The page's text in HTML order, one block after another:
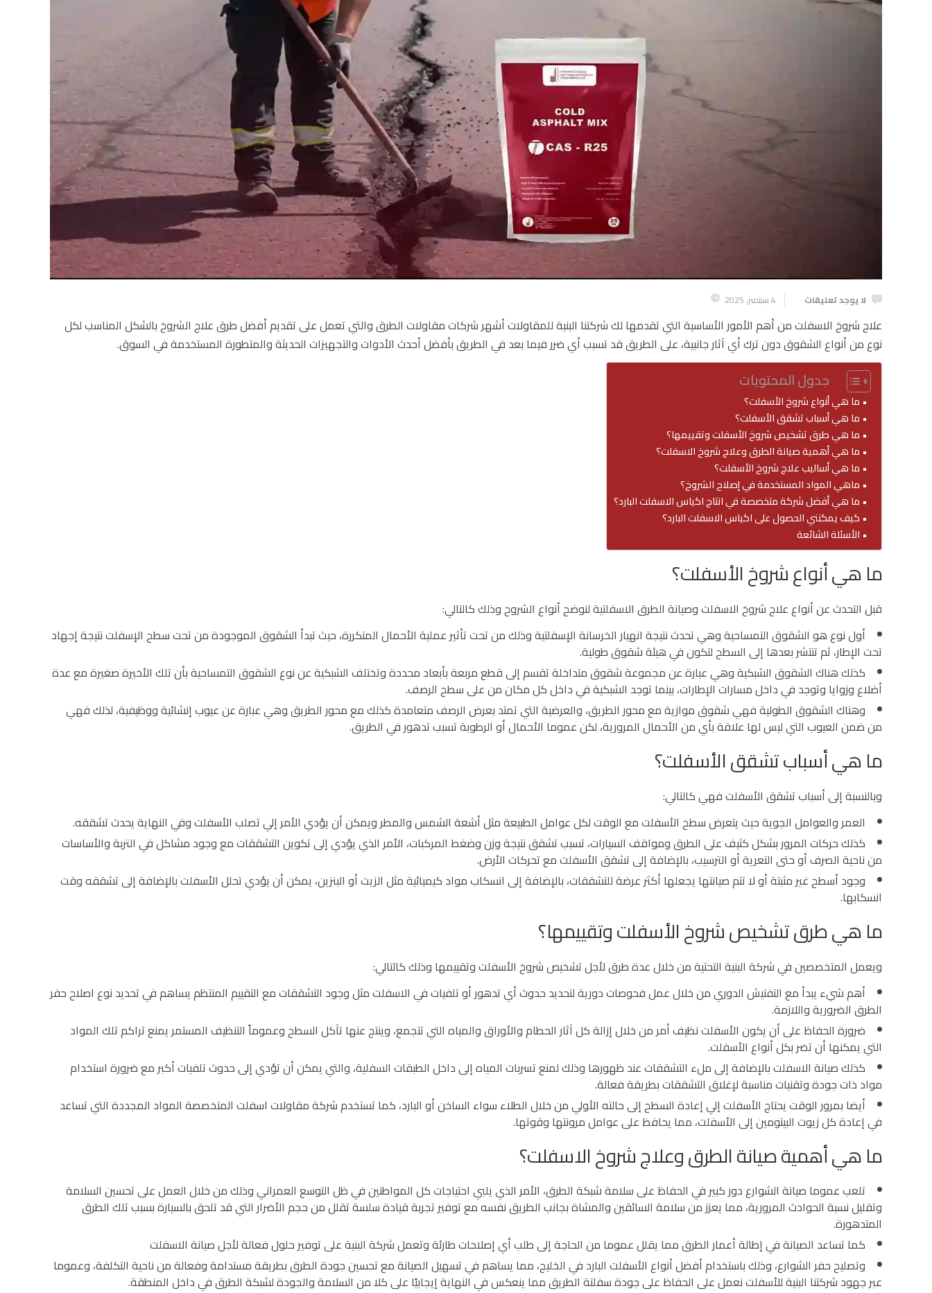
4 سبتمبر، 2025 لا يوجد تعليقات
علاج شروخ الاسفلت من أهم الأمور الأساسية التي تقدمها لك شركتنا البنية للمقاولات أشهر شركات مقاولات الطرق والتي تعمل على تقديم أفضل طرق علاج الشروخ بالشكل المناسب لكل
نوع من أنواع الشقوق دون ترك أي آثار جانبية، على الطريق قد تسبب أي ضرر فيما بعد في الطريق بأفضل أحدث الأدوات والتجهيزات الحديثة والمتطورة المستخدمة في السوق.
جدول المحتويات
ما هي أنواع شروخ الأسفلت؟
ما هي أسباب تشقق الأسفلت؟
ما هي طرق تشخيص شروخ الأسفلت وتقييمها؟
ما هي أهمية صيانة الطرق وعلاج شروخ الاسفلت؟
ما هي أساليب علاج شروخ الأسفلت؟
ماهي المواد المستخدمة في إصلاح الشروخ؟
ما هي أفضل شركة متخصصة في انتاج اكياس الاسفلت البارد؟
كيف يمكنني الحصول على اكياس الاسفلت البارد؟
الأسئلة الشائعة
ما هي أنواع شروخ الأسفلت؟
قبل التحدث عن أنواع علاج شروخ الاسفلت وصيانة الطرق الاسفلتية لنوضح أنواع الشروح وذلك كالتالي:
أول نوع هو الشقوق التمساحية وهي تحدث نتيجة انهيار الخرسانة الإسفلتية وذلك من تحت تأثير عملية الأحمال المتكررة، حيث تبدأ الشقوق الموجودة من تحت سطح الإسفلت نتيجة إجهاد
تحت الإطار، ثم تنتشر بعدها إلى السطح لتكون في هيئة شقوق طولية.
كذلك هناك الشقوق الشبكية وهي عبارة عن مجموعة شقوق متداخلة تقسم إلى قطع مربعة بأبعاد محددة وتختلف الشبكية عن نوع الشقوق التمساحية بأن تلك الأخيرة صغيرة مع عدة
أضلاع وزوايا وتوجد في داخل مسارات الإطارات، بينما توجد الشبكية في داخل كل مكان من على سطح الرصف.
وهناك الشقوق الطولية فهي شقوق موازية مع محور الطريق، والعرضية التي تمتد بعرض الرصف متعامدة كذلك مع محور الطريق وهي عبارة عن عيوب إنشائية ووظيفية، لذلك فهي
من ضمن العيوب التي ليس لها علاقة بأي من الأحمال المرورية، لكن عموما الأحمال أو الرطوبة تسبب تدهور في الطريق.
ما هي أسباب تشقق الأسفلت؟
وبالنسبة إلى أسباب تشقق الأسفلت فهي كالتالي:
العمر والعوامل الجوية حيث يتعرض سطح الأسفلت مع الوقت لكل عوامل الطبيعة مثل أشعة الشمس والمطر ويمكن أن يؤدي الأمر إلي تصلب الأسفلت وفي النهاية يحدث تشققه.
كذلك حركات المرور بشكل كثيف على الطرق ومواقف السيارات، تسبب تشقق نتيجة وزن وضغط المركبات، الأمر الذي يؤدي إلى تكوين التشققات مع وجود مشاكل في التربة والأساسات
من ناحية الصرف أو حتى التعرية أو الترسيب، بالإضافة إلى تشقق الأسفلت مع تحركات الأرض.
وجود أسطح غير مثبتة أو لا تتم صيانتها يجعلها أكثر عرضة للتشققات، بالإضافة إلى انسكاب مواد كيميائية مثل الزيت أو البنزين، يمكن أن يؤدي تحلل الأسفلت بالإضافة إلى تشققه وقت
انسكابها.
ما هي طرق تشخيص شروخ الأسفلت وتقييمها؟
ويعمل المتخصصين في شركة البنية التحتية من خلال عدة طرق لأجل تشخيص شروخ الأسفلت وتقييمها وذلك كالتالي:
أهم شيء يبدأ مع التفتيش الدوري من خلال عمل فحوصات دورية لتحديد حدوث أي تدهور أو تلفيات في الاسفلت مثل وجود التشققات مع التقييم المنتظم يساهم في تحديد نوع اصلاح حفر
الطرق الضرورية واللازمة.
ضرورة الحفاظ على أن يكون الأسفلت نظيف أمر من خلال إزالة كل آثار الحطام والأوراق والمياه التي تتجمع، وينتج عنها تآكل السطح وعموماً التنظيف المستمر يمنع تراكم تلك المواد
التي يمكنها أن تضر بكل أنواع الأسفلت.
كذلك صيانة الاسفلت بالإضافة إلى ملء التشققات عند ظهورها وذلك لمنع تسربات المياه إلى داخل الطبقات السفلية، والتي يمكن أن تؤدي إلى حدوث تلفيات أكبر مع ضرورة استخدام
مواد ذات جودة وتقنيات مناسبة لإغلاق التشققات بطريقة فعالة.
أيضا بمرور الوقت يحتاج الأسفلت إلي إعادة السطح إلى حالته الأولي من خلال الطلاء سواء الساخن أو البارد، كما تستخدم شركة مقاولات اسفلت المتخصصة المواد المجددة التي تساعد
في إعادة كل زيوت البيتومين إلى الأسفلت، مما يحافظ على عوامل مرونتها وقوتها.
ما هي أهمية صيانة الطرق وعلاج شروخ الاسفلت؟
تلعب عموما صيانة الشوارع دور كبير في الحفاظ على سلامة شبكة الطرق، الأمر الذي يلبي احتياجات كل المواطنين في ظل التوسع العمراني وذلك من خلال العمل على تحسين السلامة
وتقليل نسبة الحوادث المرورية، مما يعزز من سلامة السائقين والمشاة بجانب الطريق نفسه مع توفير تجربة قيادة سلسة تقلل من حجم الأضرار التي قد تلحق بالسيارة بسبب تلك الطرق
المتدهورة.
كما تساعد الصيانة في إطالة أعمار الطرق مما يقلل عموما من الحاجة إلى طلب أي إصلاحات طارئة وتعمل شركة البنية على توفير حلول فعالة لأجل صيانة الاسفلت
وتصليح حفر الشوارع، وذلك باستخدام أفضل أنواع الأسفلت البارد في الخليج، مما يساهم في تسهيل الصيانة مع تحسين جودة الطرق بطريقة مستدامة وفعالة من ناحية التكلفة، وعموما
عبر جهود شركتنا البنية للأسفلت نعمل على الحفاظ على جودة سفلتة الطريق مما ينعكس في النهاية إيجابيًا على كلا من السلامة والجودة لشبكة الطرق في داخل المنطقة.